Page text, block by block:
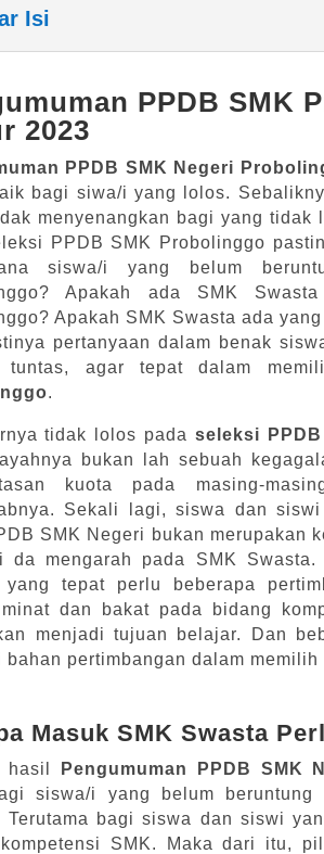
Isi
PPDB SMK
2023
PPDB SMK Negeri
bagi siwa/i yang lolos.
menyenangkan bagi yang
PPDB SMK Probolinggo
siswa/i yang belum
Apakah ada SMK
Apakah SMK Swasta ada
pertanyaan dalam benak
tuntas, agar tepat dalam
.
tidak lolos pada seleksi
bukan lah sebuah
kuota pada masing-
Sekali lagi, siswa dan
SMK Negeri bukan merupakan
da mengarah pada SMK
yang tepat perlu beberapa
dan bakat pada bidang
menjadi tujuan belajar. Dan
bahan pertimbangan dalam memilih
Masuk SMK Swasta
hasil Pengumuman PPDB SMK
siswa/i yang belum
Terutama bagi siswa dan siswi
SMK. Maka dari itu,